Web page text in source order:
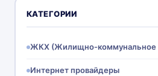
КАТЕГОРИИ
ЖКХ (Жилищно-коммунальное
Интернет провайдеры